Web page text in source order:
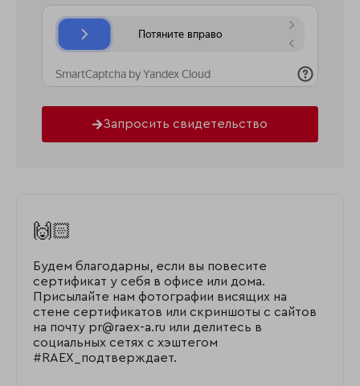
Запросить свидетельство
🙌🏻
Будем благодарны, если вы повесите
сертификат у себя в офисе или дома.
Присылайте нам фотографии висящих на
стене сертификатов или скриншоты с сайтов
на почту pr@raex-a.ru или делитесь в
социальных сетях с хэштегом
#RAEX_подтверждает.